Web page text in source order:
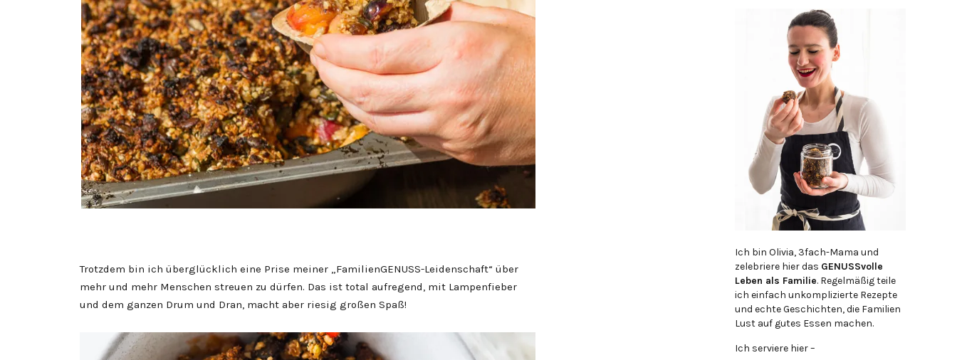
Trotzdem bin ich überglücklich eine Prise meiner „FamilienGENUSS-Leidenschaft“ über
mehr und mehr Menschen streuen zu dürfen. Das ist total aufregend, mit Lampenfieber
und dem ganzen Drum und Dran, macht aber riesig großen Spaß!
Ich bin Olivia, 3fach-Mama und
zelebriere hier das GENUSSvolle
Leben als Familie. Regelmäßig teile
ich einfach unkomplizierte Rezepte
und echte Geschichten, die Familien
Lust auf gutes Essen machen.
Ich serviere hier –